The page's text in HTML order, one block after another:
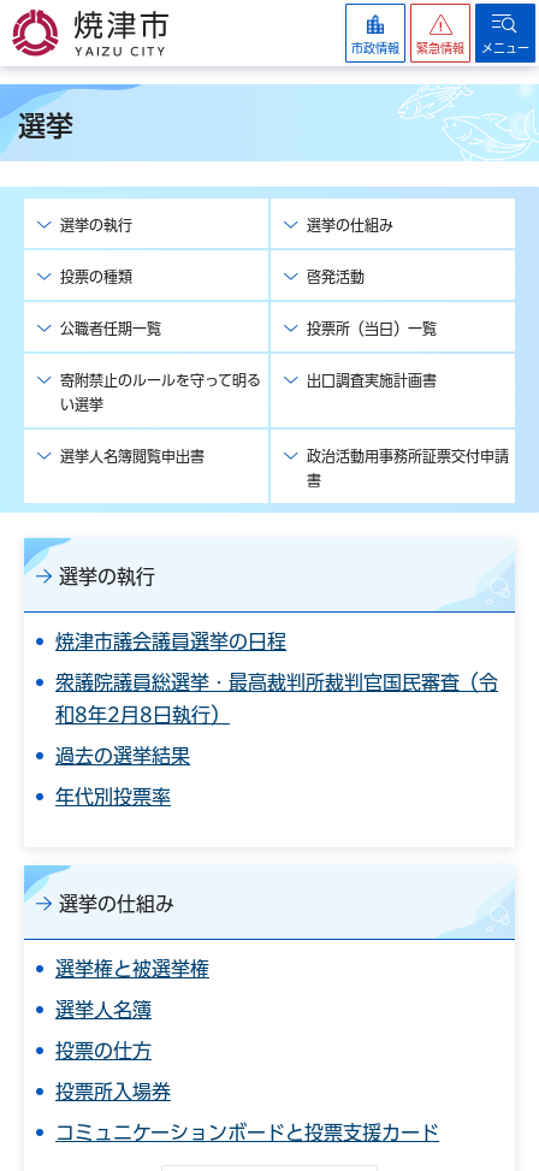
焼津市
市政情報 緊急情報 メニュー
選挙
選挙の執行 選挙の仕組み
投票の種類 啓発活動
公職者任期一覧 投票所（当日）一覧
寄附禁止のルールを守って明る
い選挙
出口調査実施計画書
選挙人名簿閲覧申出書
政治活動用事務所証票交付申請
書
選挙の執行
焼津市議会議員選挙の日程
衆議院議員総選挙・最高裁判所裁判官国民審査（令
和8年2月8日執行）
過去の選挙結果
年代別投票率
選挙の仕組み
選挙権と被選挙権
選挙人名簿
投票の仕方
投票所入場券
コミュニケーションボードと投票支援カード